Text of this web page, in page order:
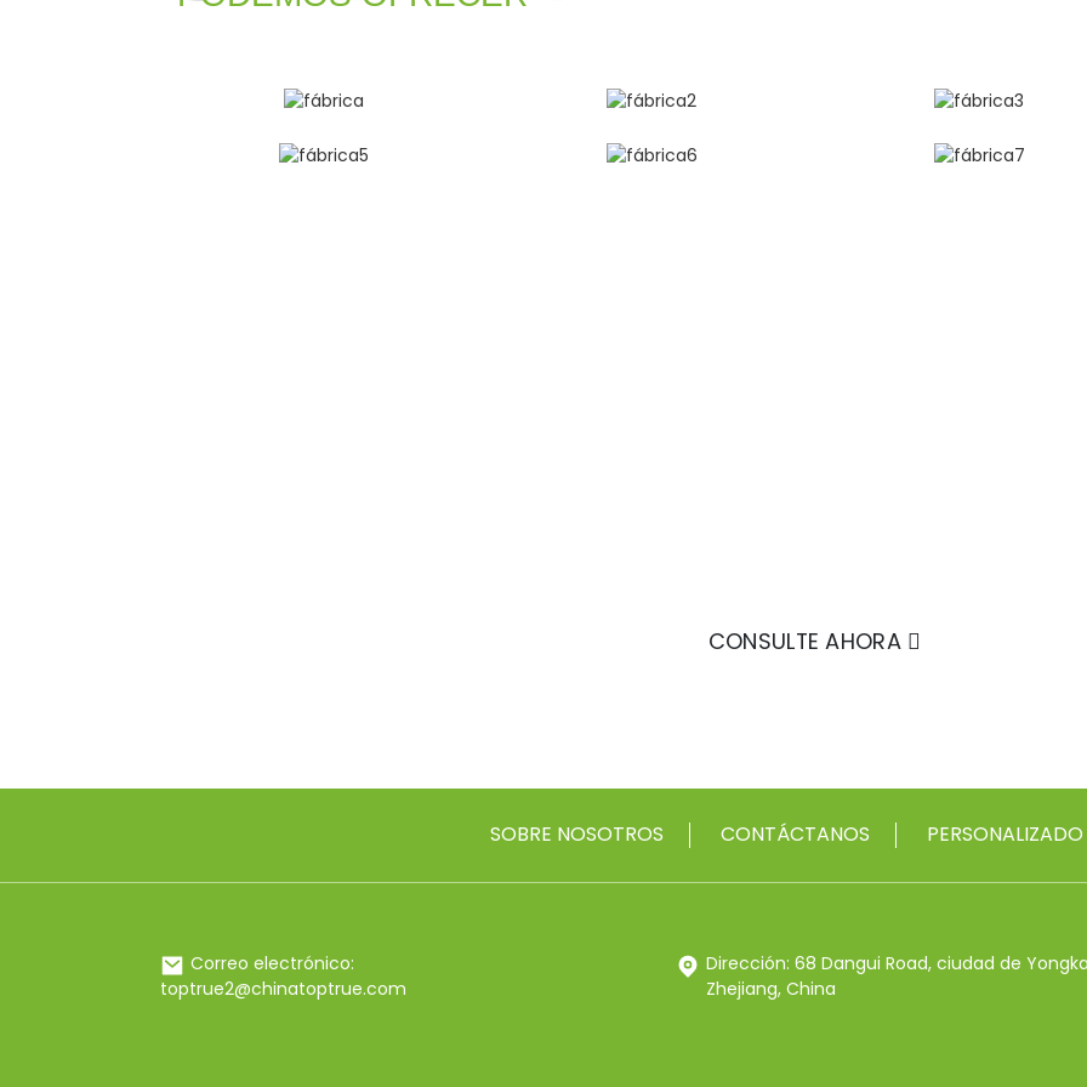
CONSULTE AHORA
SOBRE NOSOTROS CONTÁCTANOS PERSONALIZADO
Correo electrónico:
toptrue2@chinatoptrue.com
Dirección: 68 Dangui Road, ciudad de
Zhejiang, China